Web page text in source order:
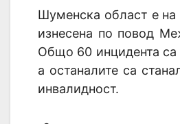
Шуменска област е на
изнесена по повод
Общо 60 инцидента са
а останалите са
инвалидност.